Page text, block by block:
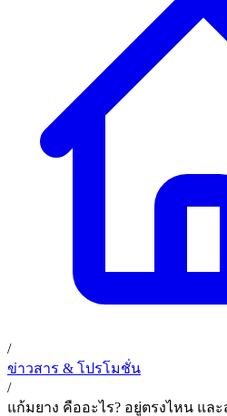
การรับประกันสินค้า
ข่าวสารและโปรโมชั่น
ติดต่อเรา
TH
02 393 3356
ก. เจริญยางยนต์ (บริษัท มิ้งค์ แอน
(ระหว่างซอยสุขุมวิท 89/1 - 91) แข
กรุงเทพมหานคร 10260
ก. เจริญค็อกพิท
อุดมสุข 28 ถนนอุดมสุข แขวงบางน
/
ข่าวสาร & โปรโมชั่น
/
แก้มยาง คืออะไร? อยู่ตรงไหน แ